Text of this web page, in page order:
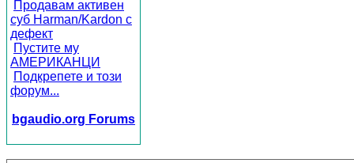
Продавам активен
суб Harman/Kardon с
дефект
Пустите му
АМЕРИКАНЦИ
Подкрепете и този
форум...
bgaudio.org Forums